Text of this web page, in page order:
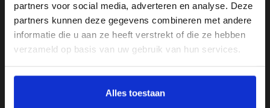
partners voor social media, adverteren en analyse. Deze
partners kunnen deze gegevens combineren met andere
informatie die u aan ze heeft verstrekt of die ze hebben
verzameld op basis van uw gebruik van hun services.
Alles toestaan
RVS trapleuningen
Gebogen trapleuningen
Smeedijzeren trapleuningen
Houten trapleuningen
Op maat buigen van de leuning